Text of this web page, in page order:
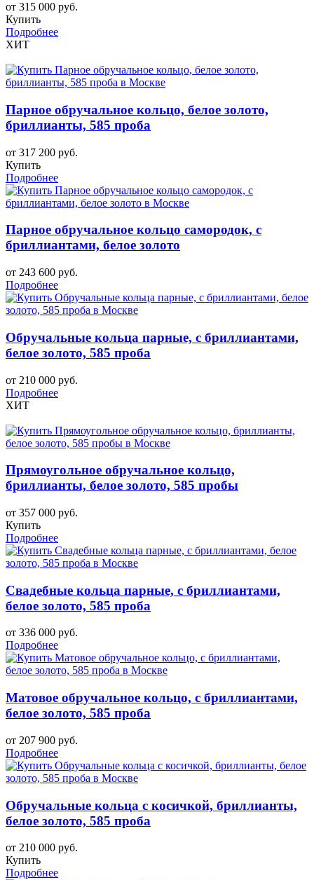
от 315 000 руб.
Купить
Подробнее
ХИТ
Парное обручальное кольцо, белое золото,
бриллианты, 585 проба
от 317 200 руб.
Купить
Подробнее
Парное обручальное кольцо самородок, с
бриллиантами, белое золото
от 243 600 руб.
Подробнее
Обручальные кольца парные, с бриллиантами,
белое золото, 585 проба
от 210 000 руб.
Подробнее
ХИТ
Прямоугольное обручальное кольцо,
бриллианты, белое золото, 585 пробы
от 357 000 руб.
Купить
Подробнее
Свадебные кольца парные, с бриллиантами,
белое золото, 585 проба
от 336 000 руб.
Подробнее
Матовое обручальное кольцо, с бриллиантами,
белое золото, 585 проба
от 207 900 руб.
Подробнее
Обручальные кольца с косичкой, бриллианты,
белое золото, 585 проба
от 210 000 руб.
Купить
Подробнее